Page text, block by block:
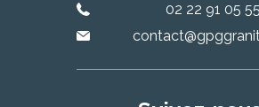
02 22 91 05 55